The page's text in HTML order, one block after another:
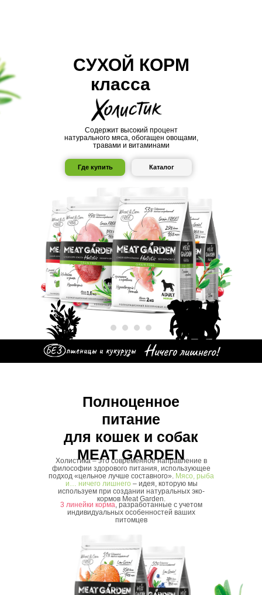
СУХОЙ КОРМ
Содержит высокий процент
натурального мяса, обогащен овощами,
травами и витаминами
класса
Каталог
Где купить
Холистика – это современное направление в
философии здорового питания, использующее
подход «цельное лучше составного». Мясо, рыба
и… ничего лишнего – идея, которую мы
используем при создании натуральных эко-
кормов Meat Garden.
Полноценное
питание
для кошек и собак
MEAT GARDEN
3 линейки корма, разработанные с учетом
индивидуальных особенностей ваших
питомцев